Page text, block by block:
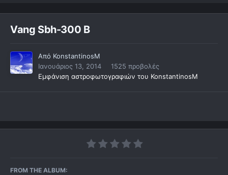
Vang Sbh-300 B
Από KonstantinosM
Ιανουάριος 13, 2014
1525 προβολές
Εμφάνιση αστροφωτογραφιών του KonstantinosM
FROM THE ALBUM: